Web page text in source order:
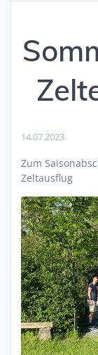
14.07.2023
Zum
Zeltausflug